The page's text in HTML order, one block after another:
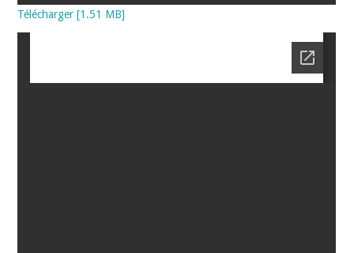
Télécharger [1.51 MB]